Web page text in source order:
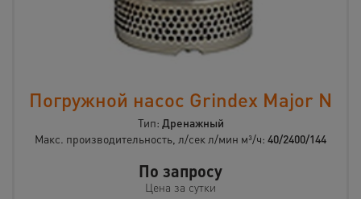
Погружной насос Grindex Major N
Тип: Дренажный
Макс. производительность, л/сек л/мин м³/ч: 40/2400/144
По запросу
Цена за сутки